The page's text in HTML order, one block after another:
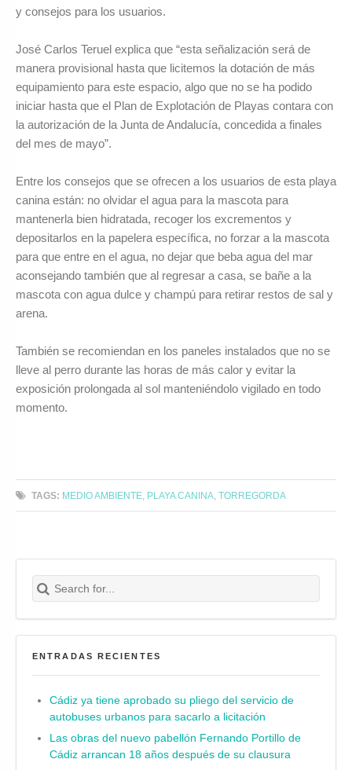
y consejos para los usuarios.
José Carlos Teruel explica que “esta señalización será de
manera provisional hasta que licitemos la dotación de más
equipamiento para este espacio, algo que no se ha podido
iniciar hasta que el Plan de Explotación de Playas contara con
la autorización de la Junta de Andalucía, concedida a finales
del mes de mayo”.
Entre los consejos que se ofrecen a los usuarios de esta playa
canina están: no olvidar el agua para la mascota para
mantenerla bien hidratada, recoger los excrementos y
depositarlos en la papelera específica, no forzar a la mascota
para que entre en el agua, no dejar que beba agua del mar
aconsejando también que al regresar a casa, se bañe a la
mascota con agua dulce y champú para retirar restos de sal y
arena.
También se recomiendan en los paneles instalados que no se
lleve al perro durante las horas de más calor y evitar la
exposición prolongada al sol manteniéndolo vigilado en todo
momento.
TAGS: MEDIO AMBIENTE PLAYA CANINA ,TORREGORDA
Search for:
Buscar
ENTRADAS RECIENTES
Cádiz ya tiene aprobado su pliego del servicio de
autobuses urbanos para sacarlo a licitación
Las obras del nuevo pabellón Fernando Portillo de
Cádiz arrancan 18 años después de su clausura